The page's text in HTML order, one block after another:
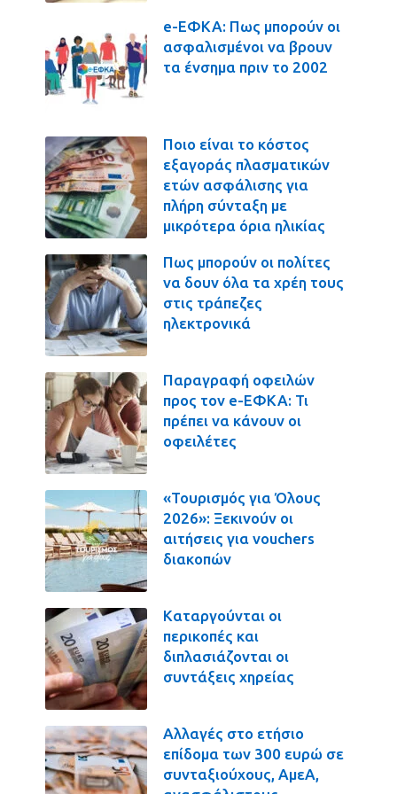
e-ΕΦΚΑ: Πως μπορούν οι
ασφαλισμένοι να βρουν
τα ένσημα πριν το 2002
Ποιο είναι το κόστος
εξαγοράς πλασματικών
ετών ασφάλισης για
πλήρη σύνταξη με
μικρότερα όρια ηλικίας
Πως μπορούν οι πολίτες
να δουν όλα τα χρέη τους
στις τράπεζες
ηλεκτρονικά
Παραγραφή οφειλών
προς τον e-ΕΦΚΑ: Τι
πρέπει να κάνουν οι
οφειλέτες
«Τουρισμός για Όλους
2026»: Ξεκινούν οι
αιτήσεις για vouchers
διακοπών
Καταργούνται οι
περικοπές και
διπλασιάζονται οι
συντάξεις χηρείας
Αλλαγές στο ετήσιο
επίδομα των 300 ευρώ σε
συνταξιούχους, ΑμεΑ,